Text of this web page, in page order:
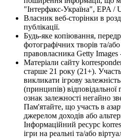
"Інтерфакс-Україна", EPA /
Власник веб-сторінки в
публікації.
Будь-яке копіювання,
фотографічних творів та/або
правовласника Getty Images
Матеріали сайту
старше 21 року (21+).
викликати ігрову
(принципів)
ознак залежності негайно
Пам'ятайте, що участь в
джерелом доходів або
Інформаційний ресурс
ігри на реальні та/або